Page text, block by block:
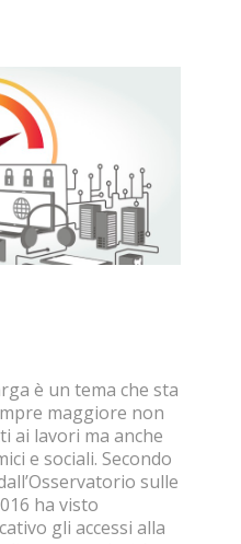
è un tema che sta
maggiore non
ai lavori ma anche
e sociali. Secondo
sulle
ha visto
gli accessi alla